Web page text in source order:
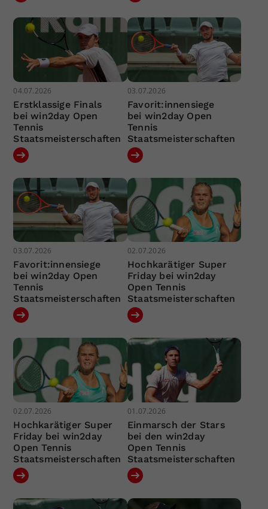
04.07.2026
Erstklassige Finals
bei win2day Open
Tennis
Staatsmeisterschaften
03.07.2026
Favorit:innensiege
bei win2day Open
Tennis
Staatsmeisterschaften
03.07.2026
Favorit:innensiege
bei win2day Open
Tennis
Staatsmeisterschaften
02.07.2026
Hochkarätiger Super
Friday bei win2day
Open Tennis
Staatsmeisterschaften
02.07.2026
Hochkarätiger Super
Friday bei win2day
Open Tennis
Staatsmeisterschaften
01.07.2026
Einmarsch der Stars
bei den win2day
Open Tennis
Staatsmeisterschaften